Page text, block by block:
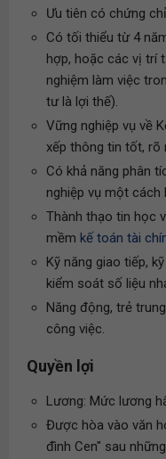
Ưu tiên có chứng
Có tối thiểu từ 4
hợp, hoặc các vị trí
nghiệm làm việc
tư là lợi thế).
Vững nghiệp vụ về
xếp thông tin tốt, rõ
Có khả năng phân
nghiệp vụ một cách
Thành thạo tin học
mềm kế toán tài
Kỹ năng giao tiếp,
kiểm soát số liệu
Năng động, trẻ
công việc.
Quyền lợi
Lương: Mức lương
Được hòa vào văn
đình Cen" sau